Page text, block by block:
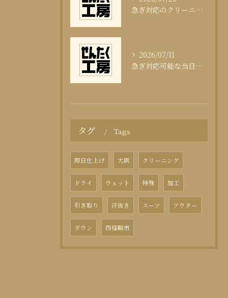
急ぎ対応のクリーニング即日サービスの秘訣
2026/07/11
急ぎ対応可能な当日クリーニングの実態
タグ Tags
即日仕上げ 大阪 クリーニング
ドライ ウェット 特殊 加工
引き取り 汗抜き スーツ アウター
ダウン 四條畷市